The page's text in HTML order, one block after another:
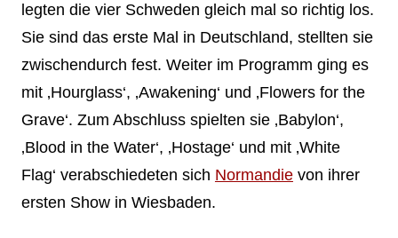
legten die vier Schweden gleich mal so richtig los.
Sie sind das erste Mal in Deutschland, stellten sie
zwischendurch fest. Weiter im Programm ging es
mit ‚Hourglass‘, ‚Awakening‘ und ‚Flowers for the
Grave‘. Zum Abschluss spielten sie ‚Babylon‘,
‚Blood in the Water‘, ‚Hostage‘ und mit ‚White
Flag‘ verabschiedeten sich Normandievon ihrer
ersten Show in Wiesbaden.